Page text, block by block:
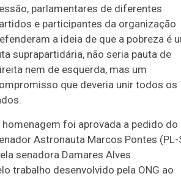
parlamentares de diferentes
e participantes da organização
a ideia de que a pobreza é
suprapartidária, não seria pauta de
nem de esquerda, mas um
que deveria unir todos os
homenagem foi aprovada a pedido do
Astronauta Marcos Pontes (PL-
senadora Damares Alves
trabalho desenvolvido pela ONG ao